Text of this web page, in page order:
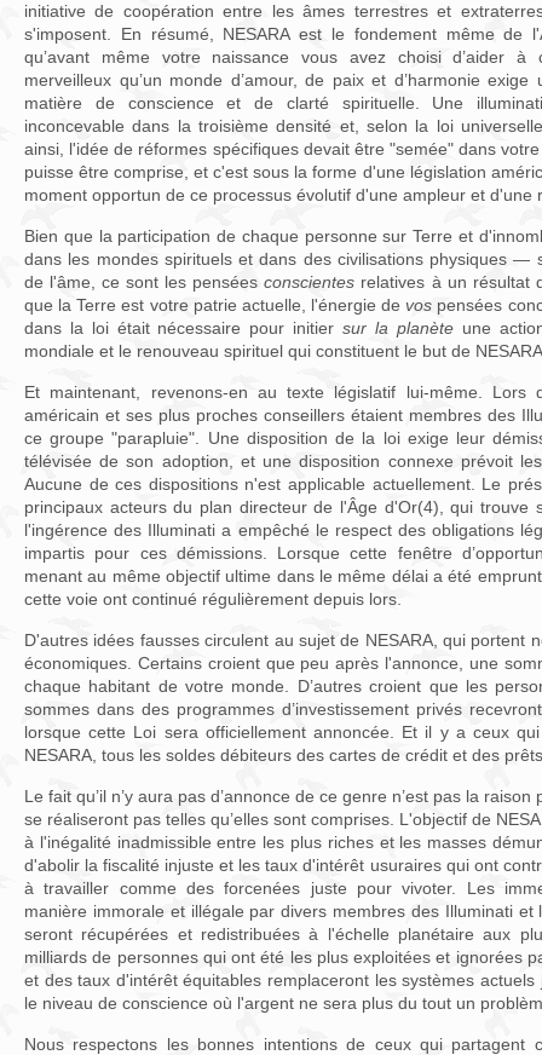
initiative de coopération entre les âmes terrestres et
s'imposent. En résumé, NESARA est le fondement même de
qu’avant même votre naissance vous avez choisi d’aider à
merveilleux qu’un monde d’amour, de paix et d’harmonie
matière de conscience et de clarté spirituelle. Une
inconcevable dans la troisième densité et, selon la loi
ainsi, l'idée de réformes spécifiques devait être "semée" dans
puisse être comprise, et c'est sous la forme d'une législation
moment opportun de ce processus évolutif d'une ampleur et d'une
Bien que la participation de chaque personne sur Terre et
dans les mondes spirituels et dans des civilisations physiques —
de l'âme, ce sont les penséesconscientes relatives à un résultat
que la Terre est votre patrie actuelle, l'énergie devos pensées
dans la loi était nécessaire pour initiersur la planèteune
mondiale et le renouveau spirituel qui constituent le but de
Et maintenant, revenons-en au texte législatif lui-même. Lors
américain et ses plus proches conseillers étaient membres des
ce groupe "parapluie". Une disposition de la loi exige leur
télévisée de son adoption, et une disposition connexe prévoit
Aucune de ces dispositions n'est applicable actuellement. Le
principaux acteurs du plan directeur de l'Âge d'Or(4), qui trouve
l'ingérence des Illuminati a empêché le respect des obligations
impartis pour ces démissions. Lorsque cette fenêtre
menant au même objectif ultime dans le même délai a été
cette voie ont continué régulièrement depuis lors.
D'autres idées fausses circulent au sujet de NESARA, qui portent
économiques. Certains croient que peu après l'annonce, une
chaque habitant de votre monde. D’autres croient que les
sommes dans des programmes d’investissement privés
lorsque cette Loi sera officiellement annoncée. Et il y a ceux qui
NESARA, tous les soldes débiteurs des cartes de crédit et des
Le fait qu’il n’y aura pas d’annonce de ce genre n’est pas la
se réaliseront pas telles qu’elles sont comprises. L'objectif de
à l'inégalité inadmissible entre les plus riches et les masses
d'abolir la fiscalité injuste et les taux d'intérêt usuraires qui ont
à travailler comme des forcenées juste pour vivoter. Les
manière immorale et illégale par divers membres des Illuminati et
seront récupérées et redistribuées à l'échelle planétaire aux
milliards de personnes qui ont été les plus exploitées et ignorées
et des taux d'intérêt équitables remplaceront les systèmes
le niveau de conscience où l'argent ne sera plus du tout un
Nous respectons les bonnes intentions de ceux qui partagent